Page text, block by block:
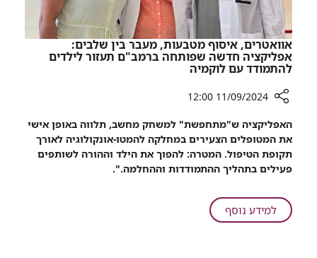
אוואטרים, איסוף מטבעות, מעבר בין שלבים:
אפליקציה חדשה שפותחה ברמב"ם תעזור לילדים
להתמודד עם לוקמיה
שיתוף
אוואטרים,
איסוף
מטבעות,
בין
שלבים:
11/09/2024 12:00
האפליקציה ש"מתחפשת" למשחק מחשב, תלווה באופן אישי
את המטופלים הצעירים במחלקה להמטו-אונקולוגיה לאורך
תקופת הטיפול. המטרה: להפוך את הילד וההורה לשותפים
פעילים בתהליך ההתמודדות וההחלמה.".
למידע נוסףעל
אוואטרים,